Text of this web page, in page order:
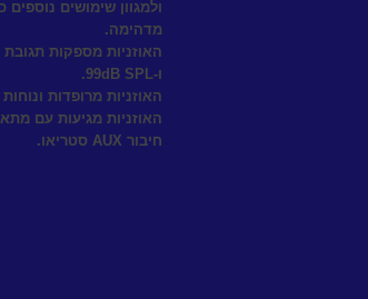
ולמגוון שימושים
מדהימה.
ו-99dBSPL
.
האוזניות מרופדות
חיבור AUX סטריאו.